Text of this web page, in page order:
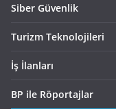
Siber Güvenlik
Turizm Teknolojileri
İş İlanları
BP ile Röportajlar